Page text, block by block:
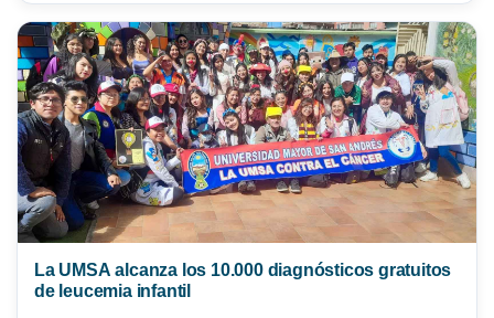
La UMSA alcanza los 10.000 diagnósticos gratuitos
de leucemia infantil